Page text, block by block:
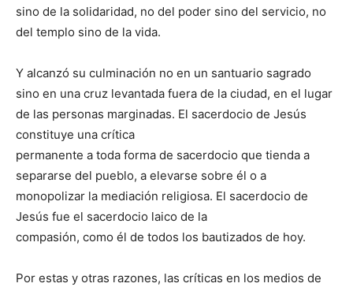
sino de la solidaridad, no del poder sino del servicio, no
del templo sino de la vida.
Y alcanzó su culminación no en un santuario sagrado
sino en una cruz levantada fuera de la ciudad, en el lugar
de las personas marginadas. El sacerdocio de Jesús
constituye una crítica
permanente a toda forma de sacerdocio que tienda a
separarse del pueblo, a elevarse sobre él o a
monopolizar la mediación religiosa. El sacerdocio de
Jesús fue el sacerdocio laico de la
compasión, como él de todos los bautizados de hoy.
Por estas y otras razones, las críticas en los medios de